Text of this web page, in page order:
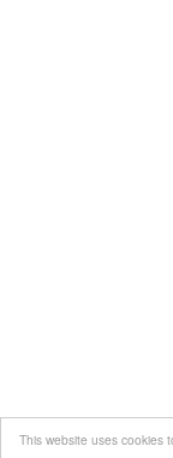
This website uses cookies